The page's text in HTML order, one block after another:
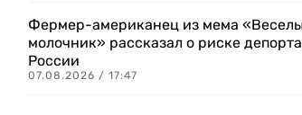
Фермер-американец из мема
молочник» рассказал о риске
России
07.08.2026 / 17:47